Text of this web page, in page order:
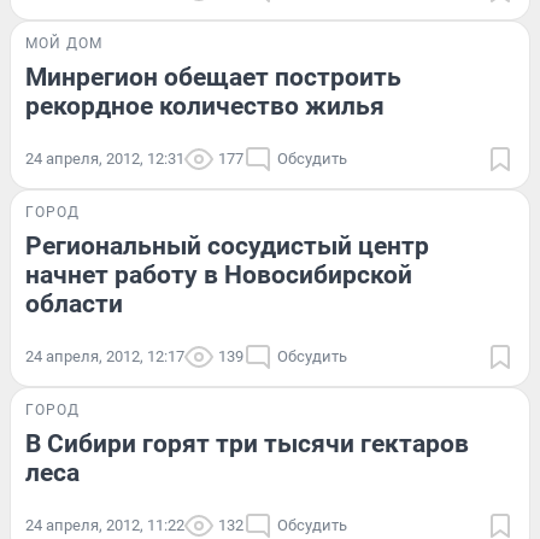
МОЙ ДОМ
Минрегион обещает построить
рекордное количество жилья
24 апреля, 2012, 12:31 177 Обсудить
ГОРОД
Региональный сосудистый центр
начнет работу в Новосибирской
области
24 апреля, 2012, 12:17 139 Обсудить
ГОРОД
В Сибири горят три тысячи гектаров
леса
24 апреля, 2012, 11:22 132 Обсудить